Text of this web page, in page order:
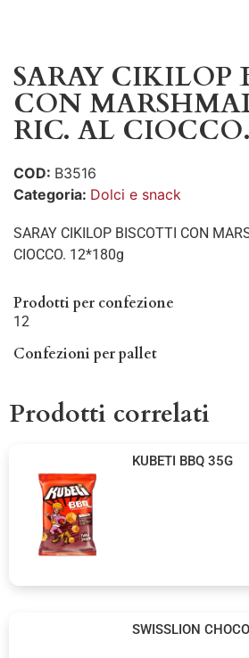
SARAY CIKILOP
CON
RIC. AL
COD: B3516
Categoria: Dolci e snack
SARAY CIKILOP BISCOTTI CON
CIOCCO. 12*180g
Prodotti per confezione
12
Confezioni per pallet
Prodotti correlati
KUBETI BBQ 35G
SWISSLION